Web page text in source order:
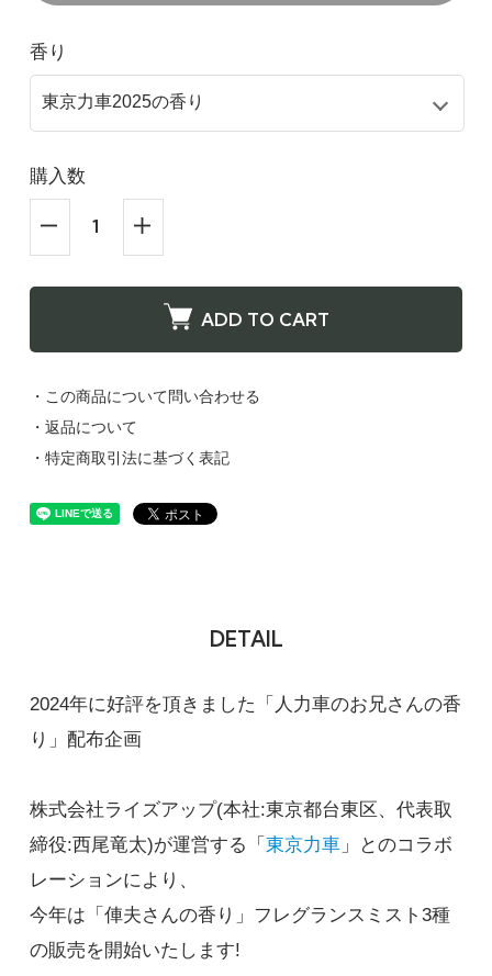
香り
購入数
ADD TO CART
・この商品について問い合わせる
・返品について
・特定商取引法に基づく表記
DETAIL
2024年に好評を頂きました「人力車のお兄さんの香
り」配布企画
株式会社ライズアップ(本社:東京都台東区、代表取
締役:西尾竜太)が運営する「 東京力車」とのコラボ
レーションにより、
今年は「俥夫さんの香り」フレグランスミスト3種
の販売を開始いたします!